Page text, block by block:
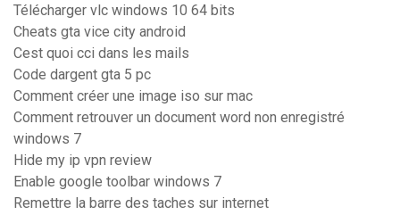
Télécharger vlc windows 10 64 bits
Cheats gta vice city android
Cest quoi cci dans les mails
Code dargent gta 5 pc
Comment créer une image iso sur mac
Comment retrouver un document word non enregistré
windows 7
Hide my ip vpn review
Enable google toolbar windows 7
Remettre la barre des taches sur internet